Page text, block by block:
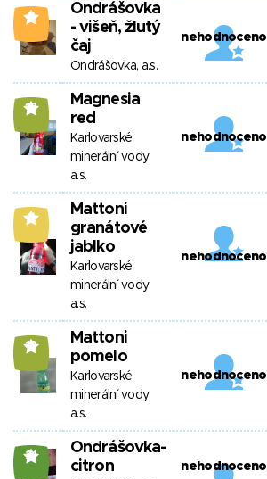
3
Ondrášovka
- višeň, žlutý
čaj
Ondrášovka, a.s.
nehodnoceno
13
Magnesia
red
Karlovarské
minerální vody
a.s.
nehodnoceno
8
Mattoni
granátové
jablko
Karlovarské
minerální vody
a.s.
nehodnoceno
13
Mattoni
pomelo
Karlovarské
minerální vody
a.s.
nehodnoceno
21
Ondrášovka-
citron
nehodnoceno